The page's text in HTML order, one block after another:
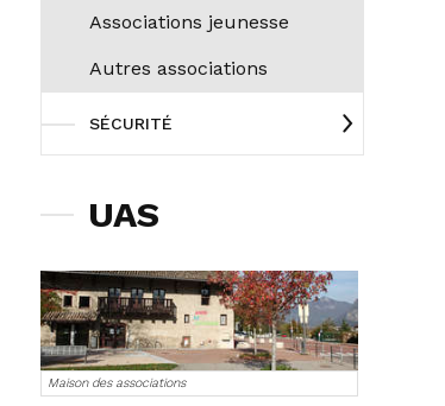
Associations jeunesse
Autres associations
SÉCURITÉ
UAS
Maison des associations